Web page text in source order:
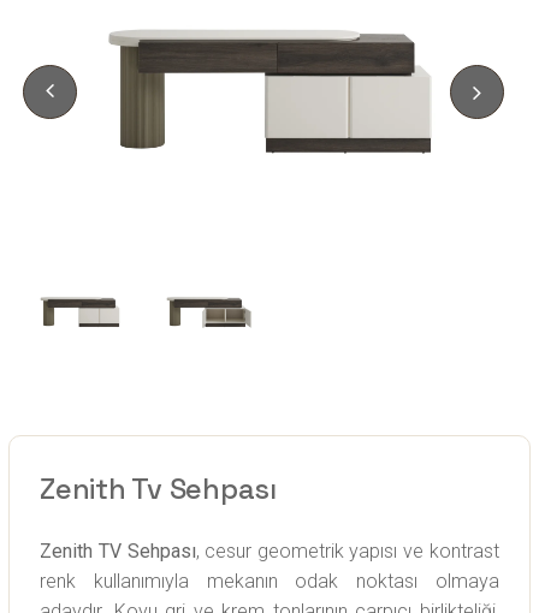
Zenith Tv Sehpası
Zenith TV Sehpası, cesur geometrik yapısı ve kontrast
renk kullanımıyla mekanın odak noktası olmaya